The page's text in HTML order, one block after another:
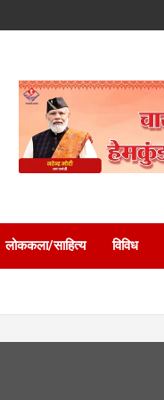
लोककला/साहित्य विविध